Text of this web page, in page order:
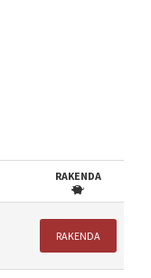
RAKENDA
RAKENDA